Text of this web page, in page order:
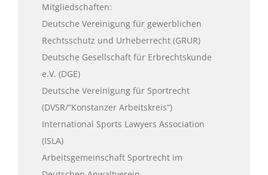
Mitgliedschaften:
Deutsche Vereinigung für gewerblichen
Rechtsschutz und Urheberrecht (GRUR)
Deutsche Gesellschaft für Erbrechtskunde
e.V. (DGE)
Deutsche Vereinigung für Sportrecht
(DVSR/“Konstanzer Arbeitskreis“)
International Sports Lawyers Association
(ISLA)
Arbeitsgemeinschaft Sportrecht im